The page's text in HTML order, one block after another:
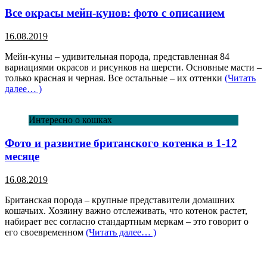
Все окрасы мейн-кунов: фото с описанием
16.08.2019
Мейн-куны – удивительная порода, представленная 84
вариациями окрасов и рисунков на шерсти. Основные масти –
только красная и черная. Все остальные – их оттенки (Читать
далее… )
Интересно о кошках
Фото и развитие британского котенка в 1-12
месяце
16.08.2019
Британская порода – крупные представители домашних
кошачьих. Хозяину важно отслеживать, что котенок растет,
набирает вес согласно стандартным меркам – это говорит о
его своевременном (Читать далее… )